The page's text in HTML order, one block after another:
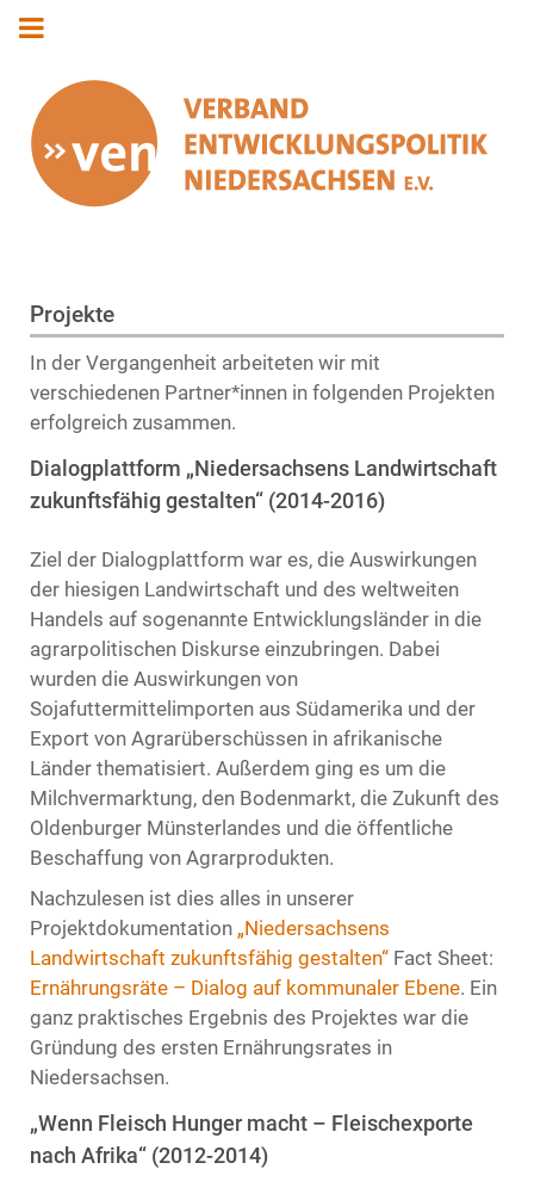
Projekte
In der Vergangenheit arbeiteten wir mit
verschiedenen Partner*innen in folgenden Projekten
erfolgreich zusammen.
Dialogplattform „Niedersachsens Landwirtschaft
zukunftsfähig gestalten“ (2014-2016)
Ziel der Dialogplattform war es, die Auswirkungen
der hiesigen Landwirtschaft und des weltweiten
Handels auf sogenannte Entwicklungsländer in die
agrarpolitischen Diskurse einzubringen. Dabei
wurden die Auswirkungen von
Sojafuttermittelimporten aus Südamerika und der
Export von Agrarüberschüssen in afrikanische
Länder thematisiert. Außerdem ging es um die
Milchvermarktung, den Bodenmarkt, die Zukunft des
Oldenburger Münsterlandes und die öffentliche
Beschaffung von Agrarprodukten.
Nachzulesen ist dies alles in unserer
Projektdokumentation „Niedersachsens
Landwirtschaft zukunftsfähig gestalten“ Fact Sheet:
Ernährungsräte – Dialog auf kommunaler Ebene. Ein
ganz praktisches Ergebnis des Projektes war die
Gründung des ersten Ernährungsrates in
Niedersachsen.
„Wenn Fleisch Hunger macht – Fleischexporte
nach Afrika“ (2012-2014)